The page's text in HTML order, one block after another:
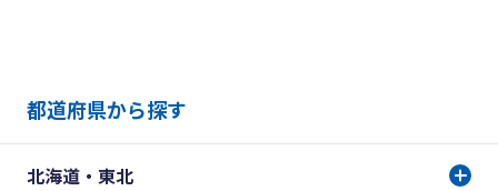
都道府県から探す
北海道・東北